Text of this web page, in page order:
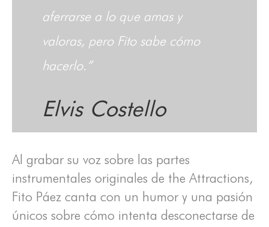
aferrarse a lo que amas y
valoras, pero Fito sabe cómo
hacerlo.”
Elvis Costello
Al grabar su voz sobre las partes
instrumentales originales de the Attractions,
Fito Páez canta con un humor y una pasión
únicos sobre cómo intenta desconectarse de